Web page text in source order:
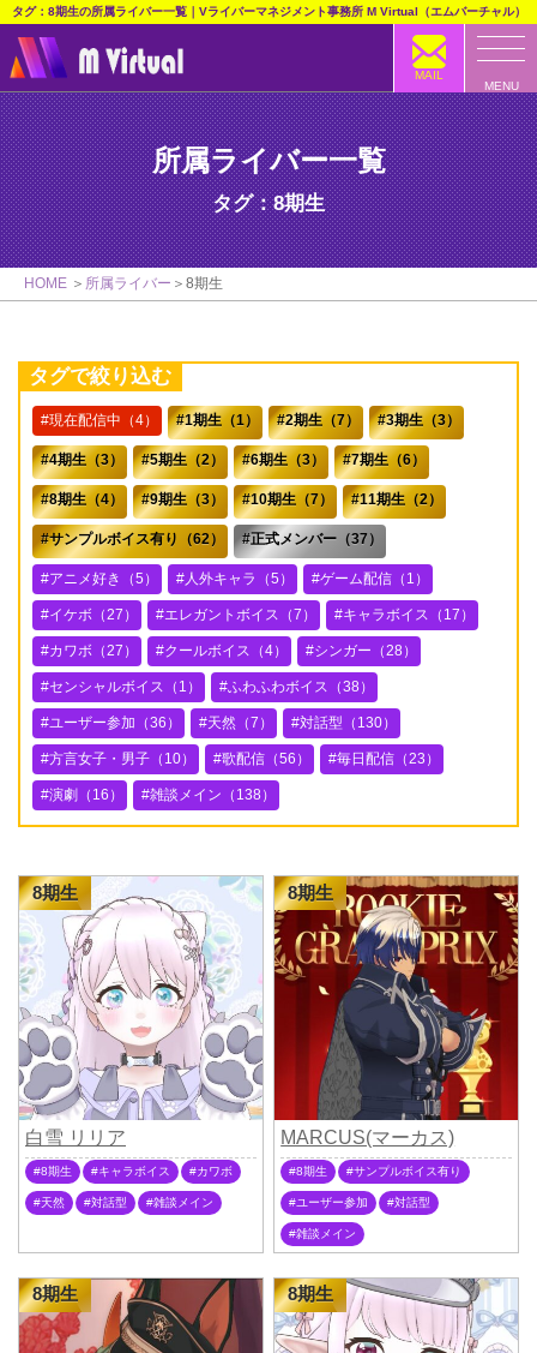
タグ：8期生の所属ライバー一覧｜Vライバーマネジメント事務所 M Virtual（エムバーチャル）
MENU
MAIL
所属ライバー一覧
タグ：8期生
HOME 所属ライバー 8期生
タグで絞り込む
現在配信中（4） 1期生（1） 2期生（7） 3期生（3）
4期生（3） 5期生（2） 6期生（3） 7期生（6）
8期生（4） 9期生（3） 10期生（7） 11期生（2）
サンプルボイス有り（62） 正式メンバー（37）
アニメ好き（5） 人外キャラ（5） ゲーム配信（1）
イケボ（27） エレガントボイス（7） キャラボイス（17）
カワボ（27） クールボイス（4） シンガー（28）
センシャルボイス（1） ふわふわボイス（38）
ユーザー参加（36） 天然（7） 対話型（130）
方言女子・男子（10） 歌配信（56） 毎日配信（23）
演劇（16） 雑談メイン（138）
8期生
白雪 リリア
8期生 キャラボイス カワボ
天然 対話型 雑談メイン
8期生
MARCUS(マーカス)
8期生 サンプルボイス有り
ユーザー参加 対話型
雑談メイン
8期生 8期生